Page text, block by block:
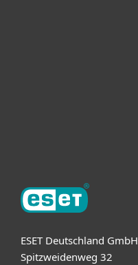
ESET Deutschland GmbH
Spitzweidenweg 32